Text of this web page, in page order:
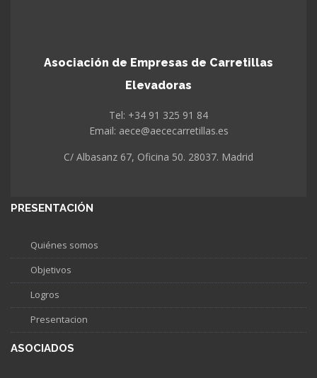
Asociación de Empresas de Carretillas
Elevadoras
Tel: +34 91 325 91 84
Email: aece@aececarretillas.es
C/ Albasanz 67, Oficina 50. 28037. Madrid
PRESENTACIÓN
Quiénes somos
Objetivos
Logros
Presentacion
ASOCIADOS